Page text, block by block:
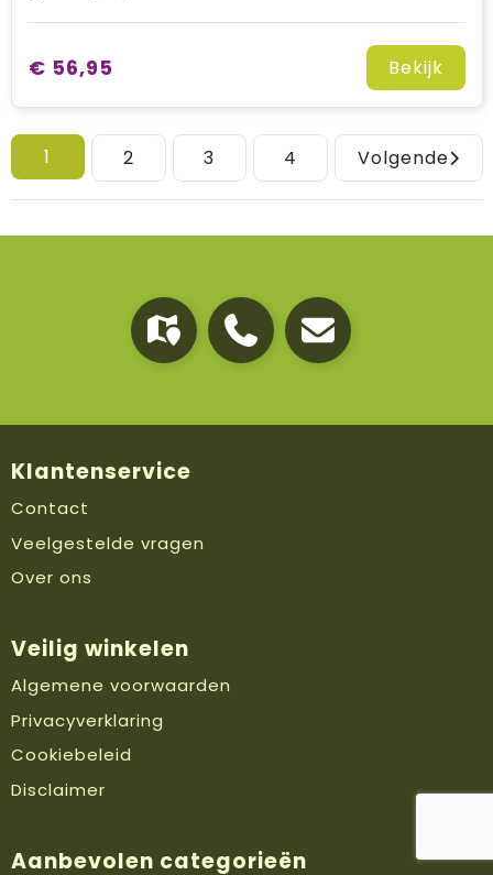
€ 56,95 Bekijk
1 2 3 4 Volgende
Klantenservice
Contact
Veelgestelde vragen
Over ons
Veilig winkelen
Algemene voorwaarden
Privacyverklaring
Cookiebeleid
Disclaimer
Aanbevolen categorieën